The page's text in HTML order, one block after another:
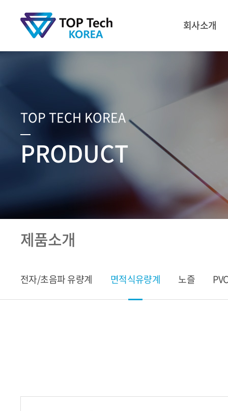
회사소개
TOP TECH KOREA
PRODUCT
제품소개
전자/초음파 유량계 면적식유량계 노즐